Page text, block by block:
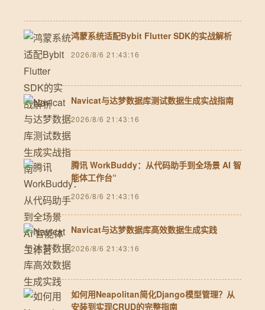
鸿蒙系统适配Bybit Flutter SDK的实战解析
2026/8/6 21:43:16
Navicat与达梦数据库测试数据生成实战指南
2026/8/6 21:43:16
腾讯 WorkBuddy：从代码助手到全场景 AI 智
能体工作台“
2026/8/6 21:43:16
Navicat与达梦数据库高效数据生成实践
2026/8/6 21:43:16
如何用Neapolitan简化Django模型管理？从
安装到实现CRUD的完整指南